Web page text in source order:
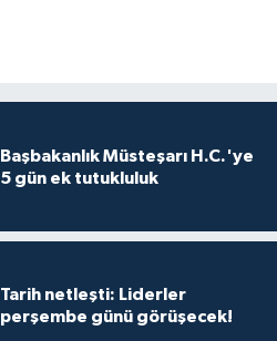
Başbakanlık Müsteşarı H.C.'ye
5 gün ek tutukluluk
Tarih netleşti: Liderler
perşembe günü görüşecek!